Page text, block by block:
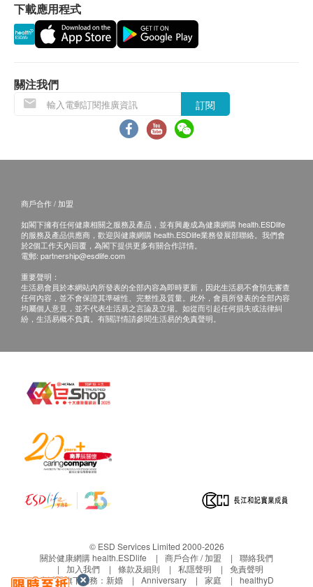
保持骨骼健康
強化骨骼組織生長及發展，提高鈣質吸收率
保持皮膚健康並從內部滋養、緊緻皮膚
令頭髮健康亮麗，促進指甲健康
強效抗氧化活性，對抗自由基，減慢皮膚衰老
繁忙都市人
關注腸道健康人士
素食者
主要成份
bifidum 比菲德氏菌 CUL20)、 vitamins 維他命 A、
葉酸、Biotin 生物素、CoQ10 輔酶Q10、Calcium
鈣、Magnesium 鎂、Iron 鐵、Zinc 鋅、Copper 銅、
Selenium 硒、Chromium鉻、Molybdenum鉬、
每日一次，每次服用1粒
*餐後服用效果更佳
當顧客收取已訂購之貨品時，有責任檢查貨品是否
有損毀情況，一經確認簽收，恕不接受退換。
退換產品必須包裝完整，如退換之產品有任何殘缺
如有其他損壞或遺漏查詢，顧客必須保留有效收據
正本，並於送貨後3個工作天內按下列方式聯絡
Pony Supermarket 客戶服務部跟進。
下載應用程式
關注我們
訂閱
商戶合作 / 加盟
如閣下擁有任何健康相關之服務及產品，並有興趣成為健康網購 health.ESDlife
的服務及產品供應商，歡迎與健康網購 health.ESDlife業務發展部聯絡。我們會
於2個工作天內回覆，為閣下提供更多有關合作詳情。
電郵: partnership@esdlife.com
重要聲明：
生活易會員於本網站內所發表的全部內容為即時更新，因此生活易不會預先審查
任何內容，並不會保證其準確性、完整性及質量。此外，會員所發表的全部內容
均屬個人意見，並不代表生活易之言論及立場。如從而引起任何損失或法律糾
紛，生活易概不負責。有關詳情請參閱生活易的免責聲明。
© ESD Services Limited 2000-2026
關於健康網購 health.ESDlife
商戶合作 / 加盟
聯絡我們
加入我們
條款及細則 私隱聲明
免責聲明
生活易旗下業務： 新婚 Anniversary 家庭
healthyD